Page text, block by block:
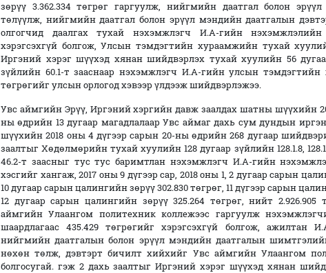
зөрүү 3.362.334 төгрөг гаргуулж, нийгмийн даатгал болон
төлүүлж, нийгмийн даатгал болон эрүүл мэндийн даатгалын
олгогчид даалгах тухай нэхэмжлэгч И.А-гийн
хэрэгсэхгүй болгож, Улсын тэмдэгтийн хураамжийн тухай
Иргэний хэрэг шүүхэд хянан шийдвэрлэх тухай хуулийн 56
зүйлийн 60.1-т зааснаар нэхэмжлэгч И.А-гийн улсын тэмдэгтийн
төгрөгийг улсын орлогод хэвээр үлдээж шийдвэрлэжээ.
Увс аймгийн Эрүү, Иргэний хэргийн давж заалдах шатны шүүхийн
ны өдрийн 13 дугаар магадлалаар Увс аймаг дахь сум дундын
шүүхийн 2018 оны 4 дүгээр сарын 20-ны өдрийн 268 дугаар
заалтыг Хөдөлмөрийн тухай хуулийн 128 дугаар зүйлийн 128.1.8,
46.2-т заасныг тус тус баримтлан нэхэмжлэгч И.А-гийн
хэсгийг хангаж, 2017 оны 9 дүгээр сар, 2018 оны 1, 2 дугаар сарын
10 дугаар сарын цалингийн зөрүү 302.830 төгрөг, 11 дүгээр сарын
12 дугаар сарын цалингийн зөрүү 325.264 төгрөг, нийт 2.926.905
аймгийн Улаангом политехник коллежээс гаргуулж
шаардлагаас 435.429 төгрөгийг хэрэгсэхгүй болгож, ажилтан
нийгмийн даатгалын болон эрүүл мэндийн даатгалын
нөхөн төлж, дэвтэрт бичилт хийхийг Увс аймгийн Улаангом
болгосугай. гэж 2 дахь заалтыг Иргэний хэрэг шүүхэд хянан